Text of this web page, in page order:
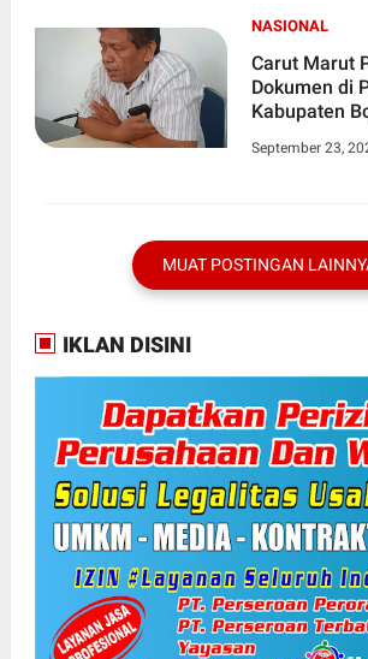
NASIONAL
Carut Marut
Dokumen di
Kabupaten
September 23,
MUAT POSTINGAN
IKLAN DISINI